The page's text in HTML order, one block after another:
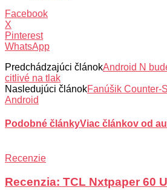
Facebook
X
Pinterest
WhatsApp
Predchádzajúci článokAndroid N
citlivé na tlak
Nasledujúci článokFanúšik Counter-
Android
Podobné článkyViac článkov od
Recenzie
Recenzia: TCL Nxtpaper 60